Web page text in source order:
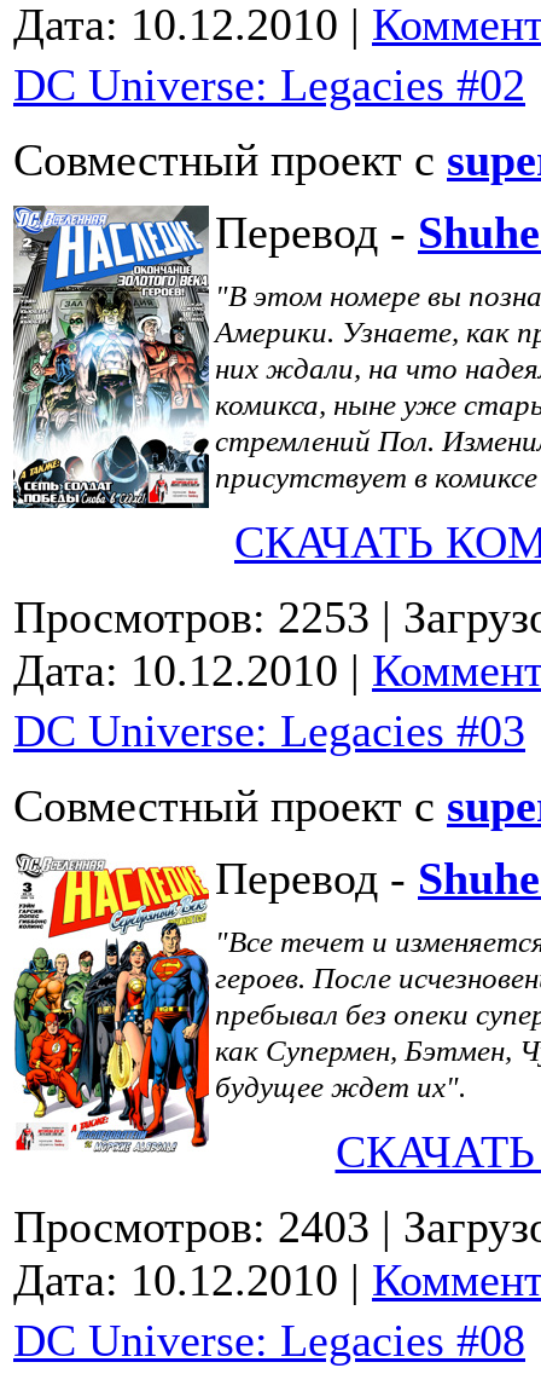
Дата: 10.12.2010 |
DC Universe: Legacies #02
Совместный проект с
Перевод -
"В этом номере вы
Америки. Узнаете, как
них ждали, на что
комикса, ныне уже
стремлений Пол.
присутствует в
СКАЧАТЬ
Просмотров: 2253 |
Дата: 10.12.2010 |
DC Universe: Legacies #03
Совместный проект с
Перевод -
"Все течет и
героев. После
пребывал без опеки
как Супермен, Бэтмен,
будущее ждет их".
Просмотров: 2403 |
Дата: 10.12.2010 |
DC Universe: Legacies #08